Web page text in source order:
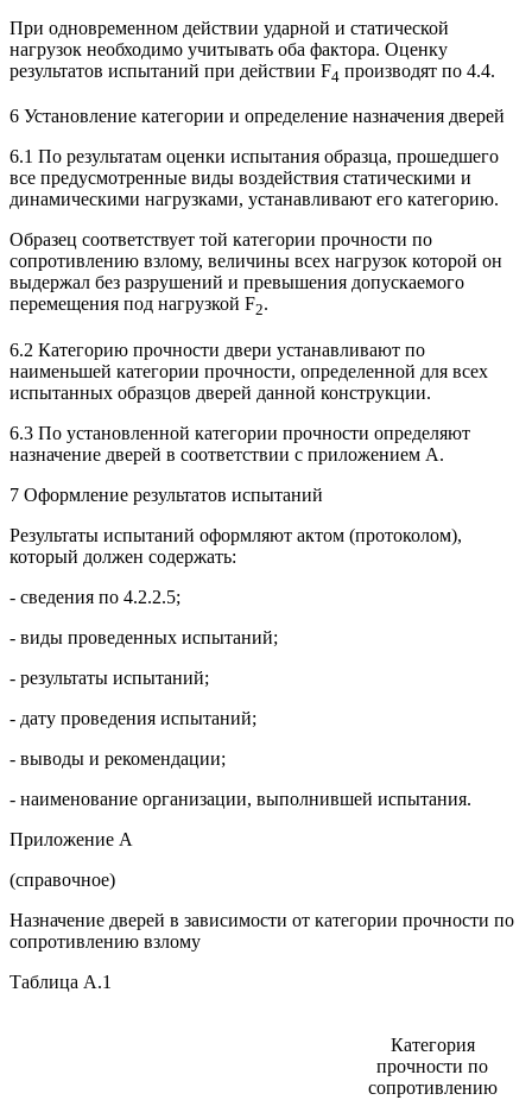
При одновременном действии ударной и статической
нагрузок необходимо учитывать оба фактора. Оценку
результатов испытаний при действии F4 производят по 4.4.
6 Установление категории и определение назначения дверей
6.1 По результатам оценки испытания образца, прошедшего
все предусмотренные виды воздействия статическими и
динамическими нагрузками, устанавливают его категорию.
Образец соответствует той категории прочности по
сопротивлению взлому, величины всех нагрузок которой он
выдержал без разрушений и превышения допускаемого
перемещения под нагрузкой F2.
6.2 Категорию прочности двери устанавливают по
наименьшей категории прочности, определенной для всех
испытанных образцов дверей данной конструкции.
6.3 По установленной категории прочности определяют
назначение дверей в соответствии с приложением А.
7 Оформление результатов испытаний
Результаты испытаний оформляют актом (протоколом),
который должен содержать:
- сведения по 4.2.2.5;
- виды проведенных испытаний;
- результаты испытаний;
- дату проведения испытаний;
- выводы и рекомендации;
- наименование организации, выполнившей испытания.
Приложение А
(справочное)
Назначение дверей в зависимости от категории прочности по
сопротивлению взлому
Таблица А.1
Категория
прочности по
сопротивлению